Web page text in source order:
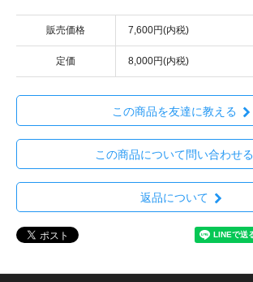
販売価格 7,600円(内税)
定価 8,000円(内税)
この商品を友達に教える
この商品について問い合わせる
返品について